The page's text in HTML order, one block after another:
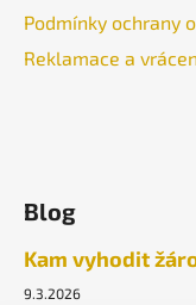
Podmínky ochrany
Reklamace a
Blog
Kam vyhodit
9.3.2026